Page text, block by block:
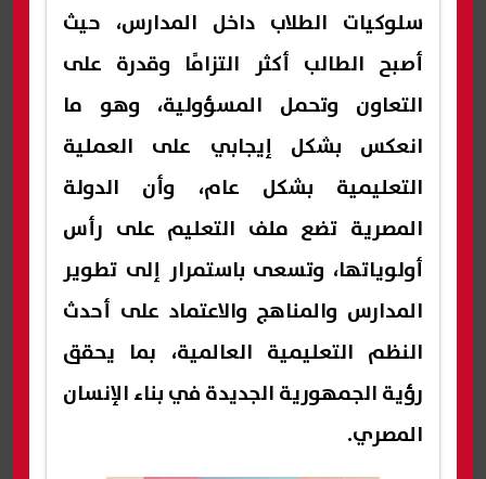
سلوكيات الطلاب داخل المدارس، حيث
أصبح الطالب أكثر التزامًا وقدرة على
التعاون وتحمل المسؤولية، وهو ما
انعكس بشكل إيجابي على العملية
التعليمية بشكل عام، وأن الدولة
المصرية تضع ملف التعليم على رأس
أولوياتها، وتسعى باستمرار إلى تطوير
المدارس والمناهج والاعتماد على أحدث
النظم التعليمية العالمية، بما يحقق
رؤية الجمهورية الجديدة في بناء الإنسان
المصري.